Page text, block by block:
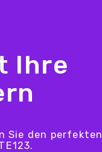
Ihre
Sie den perfekten